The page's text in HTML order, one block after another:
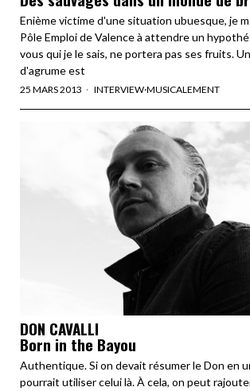
Enième victime d'une situation ubuesque, je
Pôle Emploi de Valence à attendre un
vous qui je le sais, ne portera pas ses fruits.
d'agrume est
25 MARS 2013 INTERVIEW·MUSICALEMENT
DON CAVALLI
Born in the Bayou
Authentique. Si on devait résumer le Don en
pourrait utiliser celui là. À cela, on peut